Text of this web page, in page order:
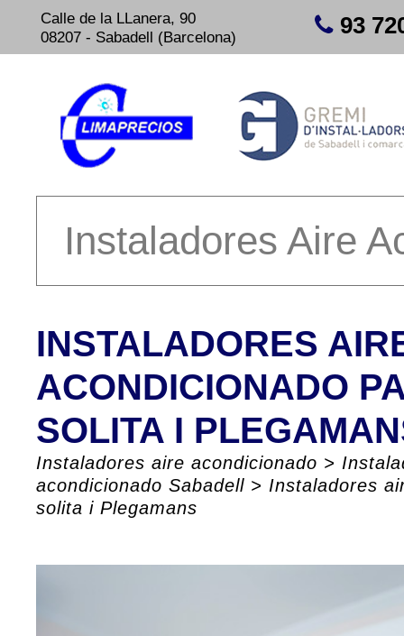
Calle de la LLanera, 90
08207 - Sabadell (Barcelona)
93
INSTALADORES
ACONDICIONADO
SOLITA I
Instaladores aire acondicionado >
acondicionado Sabadell > Instaladores
solita i Plegamans